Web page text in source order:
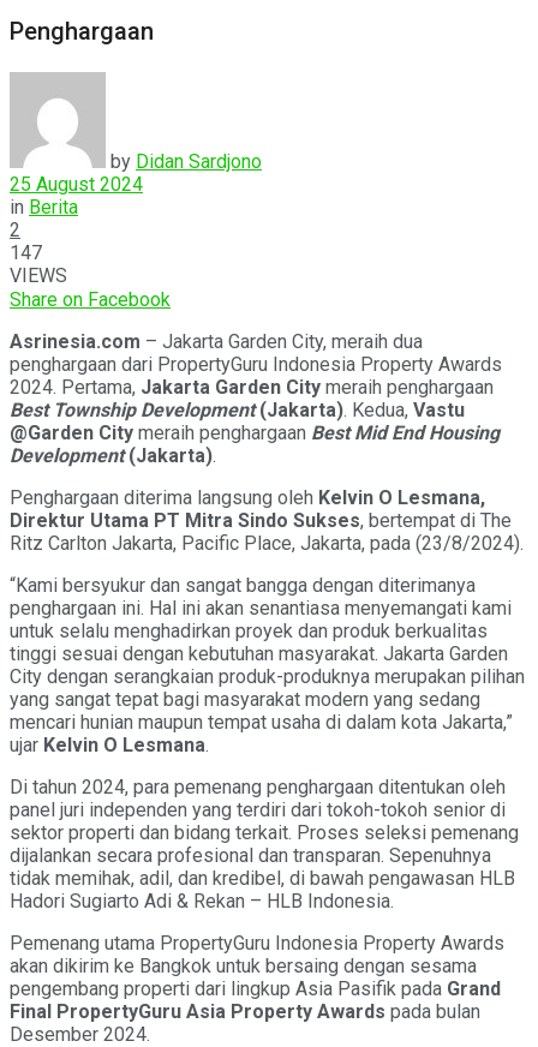
Penghargaan
by Didan Sardjono
25 August 2024
in Berita
2
147
VIEWS
Share on Facebook
Asrinesia.com – Jakarta Garden City, meraih dua
penghargaan dari PropertyGuru Indonesia Property Awards
2024. Pertama, Jakarta Garden City meraih penghargaan
Best Township Development(Jakarta). Kedua, Vastu
@Garden City meraih penghargaan Best Mid End Housing
Development (Jakarta).
Penghargaan diterima langsung oleh Kelvin O Lesmana,
Direktur Utama PT Mitra Sindo Sukses, bertempat di The
Ritz Carlton Jakarta, Pacific Place, Jakarta, pada (23/8/2024).
“Kami bersyukur dan sangat bangga dengan diterimanya
penghargaan ini. Hal ini akan senantiasa menyemangati kami
untuk selalu menghadirkan proyek dan produk berkualitas
tinggi sesuai dengan kebutuhan masyarakat. Jakarta Garden
City dengan serangkaian produk-produknya merupakan pilihan
yang sangat tepat bagi masyarakat modern yang sedang
mencari hunian maupun tempat usaha di dalam kota Jakarta,”
ujar Kelvin O Lesmana.
Di tahun 2024, para pemenang penghargaan ditentukan oleh
panel juri independen yang terdiri dari tokoh-tokoh senior di
sektor properti dan bidang terkait. Proses seleksi pemenang
dijalankan secara profesional dan transparan. Sepenuhnya
tidak memihak, adil, dan kredibel, di bawah pengawasan HLB
Hadori Sugiarto Adi & Rekan – HLB Indonesia.
Pemenang utama PropertyGuru Indonesia Property Awards
akan dikirim ke Bangkok untuk bersaing dengan sesama
pengembang properti dari lingkup Asia Pasifik pada Grand
Final PropertyGuru Asia Property Awards pada bulan
Desember 2024.